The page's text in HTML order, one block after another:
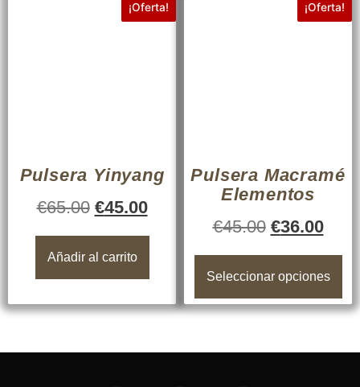
¡Oferta!
Pulsera Yinyang
€65.00 €45.00
Añadir al carrito
¡Oferta!
Pulsera Macramé
Elementos
€45.00 €36.00
Seleccionar opciones